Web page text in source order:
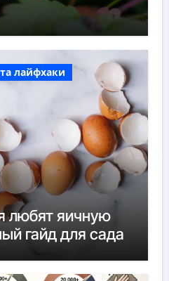
лайфхаки
любят яичную
гайд для сада